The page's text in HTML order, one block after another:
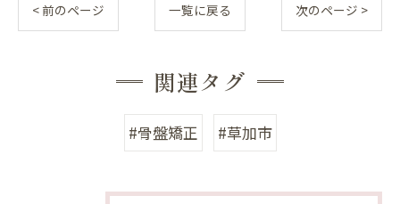
< 前のページ 一覧に戻る 次のページ >
関連タグ
#骨盤矯正 #草加市